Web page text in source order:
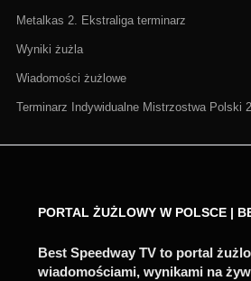
Metalkas 2. Ekstraliga terminarz
Wyniki żużla
Wiadomości żużlowe
Terminarz Indywidualne Mistrzostwa Polski
PORTAL ŻUŻLOWY W POLSCE |
Best Speedway TV to portal
wiadomościami, wynikami na